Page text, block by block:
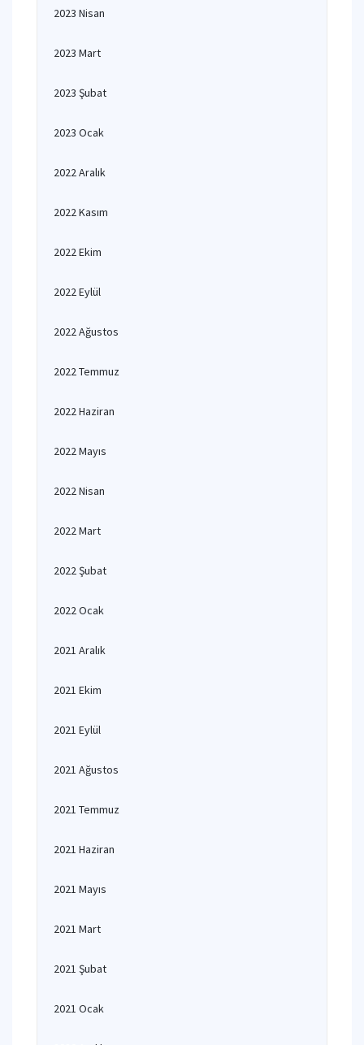
2023 Nisan
2023 Mart
2023 Şubat
2023 Ocak
2022 Aralık
2022 Kasım
2022 Ekim
2022 Eylül
2022 Ağustos
2022 Temmuz
2022 Haziran
2022 Mayıs
2022 Nisan
2022 Mart
2022 Şubat
2022 Ocak
2021 Aralık
2021 Ekim
2021 Eylül
2021 Ağustos
2021 Temmuz
2021 Haziran
2021 Mayıs
2021 Mart
2021 Şubat
2021 Ocak